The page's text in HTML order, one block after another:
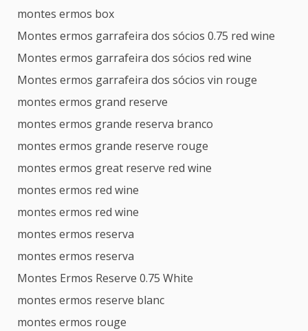
montes ermos box
Montes ermos garrafeira dos sócios 0.75 red wine
Montes ermos garrafeira dos sócios red wine
Montes ermos garrafeira dos sócios vin rouge
montes ermos grand reserve
montes ermos grande reserva branco
montes ermos grande reserve rouge
montes ermos great reserve red wine
montes ermos red wine
montes ermos red wine
montes ermos reserva
montes ermos reserva
Montes Ermos Reserve 0.75 White
montes ermos reserve blanc
montes ermos rouge